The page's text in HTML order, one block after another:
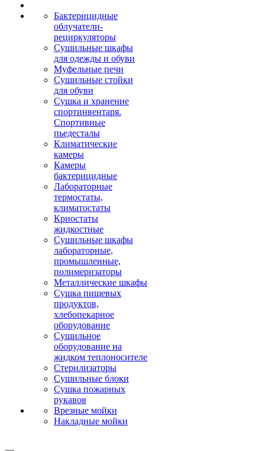
Бактерицидные
облучатели-
рециркуляторы
Сушильные шкафы
для одежды и обуви
Муфельные печи
Сушильные стойки
для обуви
Сушка и хранение
спортинвентаря.
Спортивные
пьедесталы
Климатические
камеры
Камеры
бактерицидные
Лабораторные
термостаты,
климатостаты
Криостаты
жидкостные
Сушильные шкафы
лабораторные,
промышленные,
полимеризаторы
Металлические шкафы
Сушка пищевых
продуктов,
хлебопекарное
оборудование
Сушильное
оборудование на
жидком теплоносителе
Стерилизаторы
Сушильные блоки
Сушка пожарных
рукавов
Врезные мойки
Накладные мойки